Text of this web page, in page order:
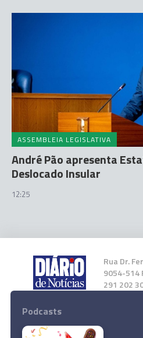
ASSEMBLEIA LEGISLATIVA
André Pão apresenta
Deslocado Insular
12:25
Rua Dr.
9054-514
291 202
Instale a
Podcasts